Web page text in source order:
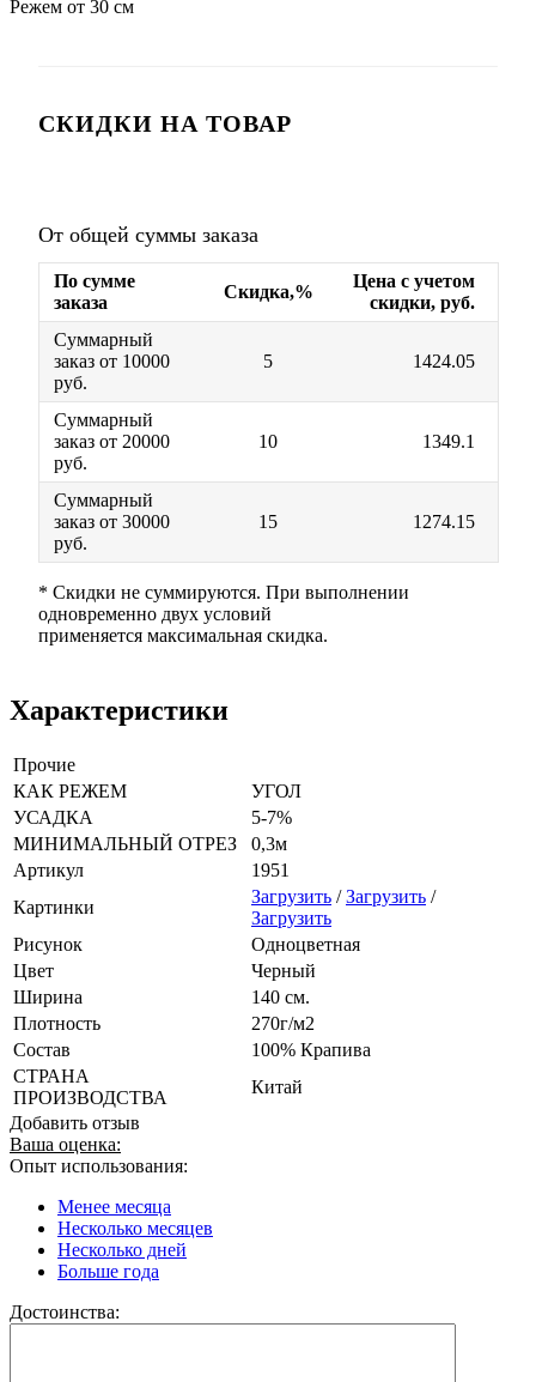
Режем от 30 см
СКИДКИ НА ТОВАР
От общей суммы заказа
По сумме
заказа
Скидка,%
Цена с учетом
скидки, руб.
Суммарный
заказ от 10000
руб.
5 1424.05
Суммарный
заказ от 20000
руб.
10 1349.1
Суммарный
заказ от 30000
руб.
15 1274.15
* Скидки не суммируются. При выполнении
одновременно двух условий
применяется максимальная скидка.
Характеристики
Прочие
КАК РЕЖЕМ
УГОЛ
УСАДКА
5-7%
МИНИМАЛЬНЫЙ ОТРЕЗ
0,3м
Артикул
1951
Картинки
Загрузить /Загрузить /
Загрузить
Рисунок
Одноцветная
Цвет
Черный
Ширина
140 см.
Плотность
270г/м2
Состав
100% Крапива
СТРАНА
ПРОИЗВОДСТВА
Китай
Добавить отзыв
Ваша оценка:
Опыт использования:
Менее месяца
Несколько месяцев
Несколько дней
Больше года
Достоинства: